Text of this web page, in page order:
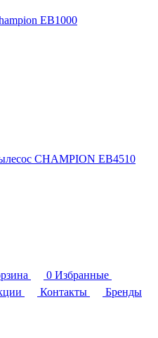
EB1000
CHAMPION EB4510
0 Избранные
Контакты
Бренды